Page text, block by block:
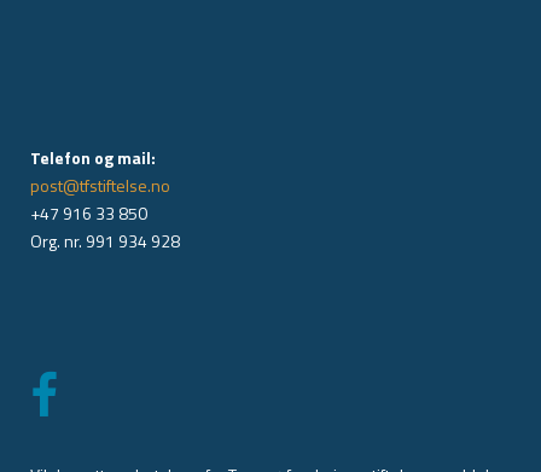
Telefon og mail:
post@tfstiftelse.no
+47 916 33 850
Org. nr. 991 934 928